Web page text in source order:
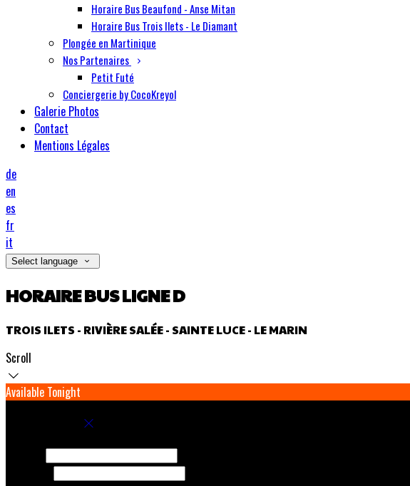
Horaire Bus Beaufond - Anse Mitan
Horaire Bus Trois Ilets - Le Diamant
Plongée en Martinique
Nos Partenaires
Petit Futé
Conciergerie by CocoKreyol
Galerie Photos
Contact
Mentions Légales
de
en
es
fr
it
Select language
HORAIRE BUS LIGNE D
TROIS ILETS - RIVIÈRE SALÉE - SAINTE LUCE - LE MARIN
Scroll
Available Tonight